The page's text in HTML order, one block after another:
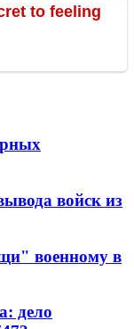
войск из
военному в
дело